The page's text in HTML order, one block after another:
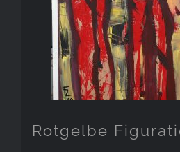
Rotgelbe